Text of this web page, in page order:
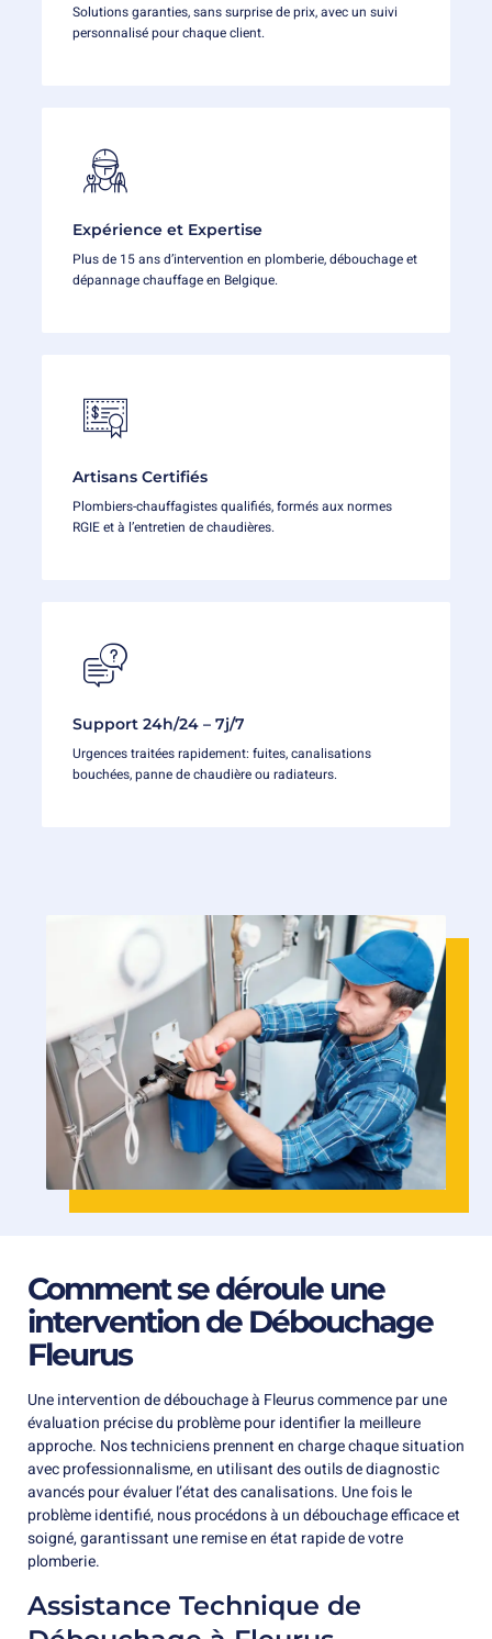
Solutions garanties, sans surprise de prix, avec un suivi
personnalisé pour chaque client.
Expérience et Expertise
Plus de 15 ans d’intervention en plomberie, débouchage et
dépannage chauffage en Belgique.
Artisans Certifiés
Plombiers-chauffagistes qualifiés, formés aux normes
RGIE et à l’entretien de chaudières.
Support 24h/24 – 7j/7
Urgences traitées rapidement: fuites, canalisations
bouchées, panne de chaudière ou radiateurs.
Comment se déroule une
intervention de Débouchage
Fleurus
Une intervention de débouchage à Fleurus commence par une
évaluation précise du problème pour identifier la meilleure
approche. Nos techniciens prennent en charge chaque situation
avec professionnalisme, en utilisant des outils de diagnostic
avancés pour évaluer l’état des canalisations. Une fois le
problème identifié, nous procédons à un débouchage efficace et
soigné, garantissant une remise en état rapide de votre
plomberie.
Assistance Technique de